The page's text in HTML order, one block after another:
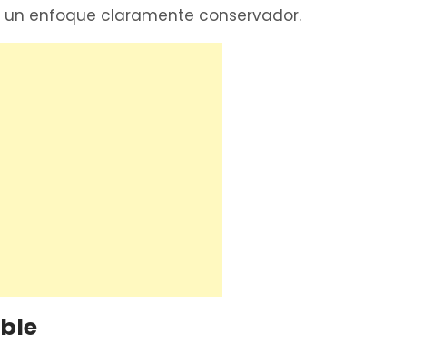
enfoque claramente conservador.